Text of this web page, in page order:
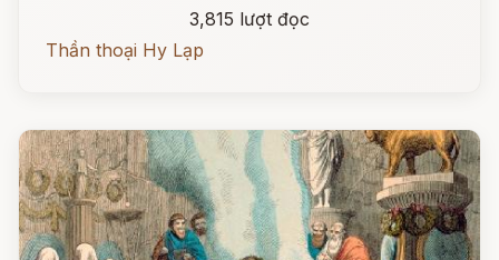
3,815 lượt đọc
Thần thoại Hy Lạp